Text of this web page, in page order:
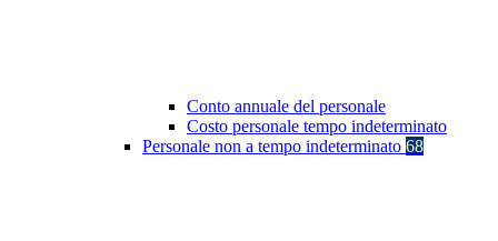
Conto annuale del personale
Costo personale tempo indeterminato
Personale non a tempo indeterminato 68